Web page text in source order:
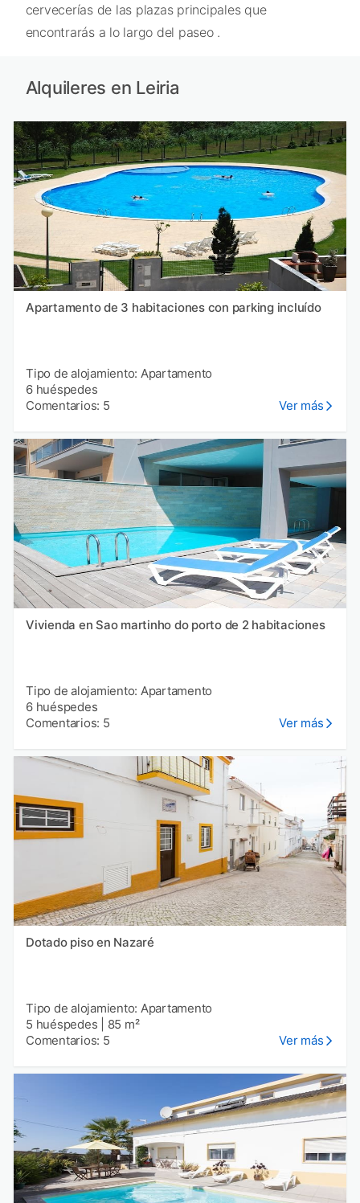
cervecerías de las plazas principales que
encontrarás a lo largo del paseo .
Alquileres en Leiria
Apartamento de 3 habitaciones con parking incluído
Tipo de alojamiento: Apartamento
6 huéspedes
Comentarios: 5
Ver más
Vivienda en Sao martinho do porto de 2 habitaciones
Tipo de alojamiento: Apartamento
6 huéspedes
Comentarios: 5
Ver más
Dotado piso en Nazaré
Tipo de alojamiento: Apartamento
5 huéspedes
85 m²
Comentarios: 5
Ver más